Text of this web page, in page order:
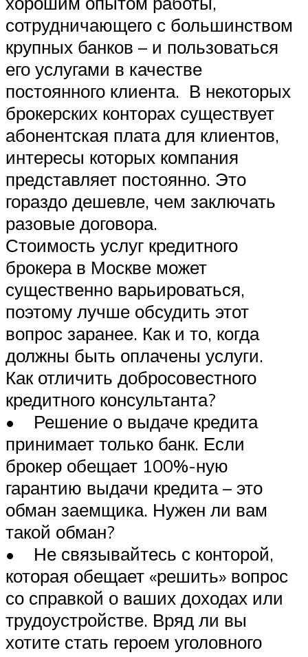
сотрудничающего с большинством
крупных банков – и пользоваться
его услугами в качестве
постоянного клиента. В некоторых
брокерских конторах существует
абонентская плата для клиентов,
интересы которых компания
представляет постоянно. Это
гораздо дешевле, чем заключать
разовые договора.
Стоимость услуг кредитного
брокера в Москве может
существенно варьироваться,
поэтому лучше обсудить этот
вопрос заранее. Как и то, когда
должны быть оплачены услуги.
Как отличить добросовестного
кредитного консультанта?
• Решение о выдаче кредита
принимает только банк. Если
брокер обещает 100%-ную
гарантию выдачи кредита – это
обман заемщика. Нужен ли вам
такой обман?
• Не связывайтесь с конторой,
которая обещает «решить» вопрос
со справкой о ваших доходах или
трудоустройстве. Вряд ли вы
хотите стать героем уголовного